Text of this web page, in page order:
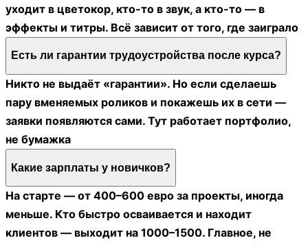
уходит в цветокор, кто-то в звук, а кто-то — в
эффекты и титры. Всё зависит от того, где заиграло
Есть ли гарантии трудоустройства после курса?
Никто не выдаёт «гарантии». Но если сделаешь
пару вменяемых роликов и покажешь их в сети —
заявки появляются сами. Тут работает портфолио,
не бумажка
Какие зарплаты у новичков?
На старте — от 400–600 евро за проекты, иногда
меньше. Кто быстро осваивается и находит
клиентов — выходит на 1000–1500. Главное, не